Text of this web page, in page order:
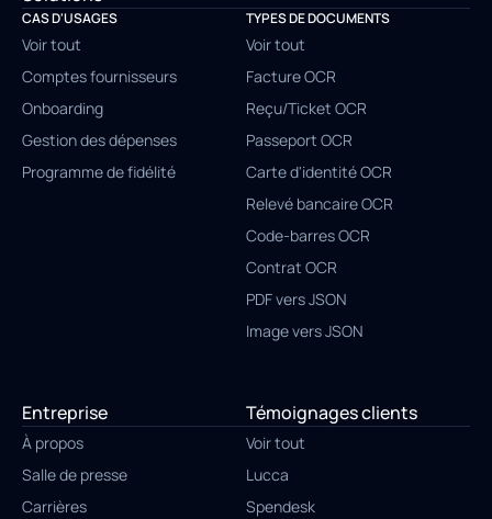
CAS D'USAGES
Voir tout
Comptes fournisseurs
Onboarding
Gestion des dépenses
Programme de fidélité
TYPES DE DOCUMENTS
Voir tout
Facture OCR
Reçu/Ticket OCR
Passeport OCR
Carte d'identité OCR
Relevé bancaire OCR
Code-barres OCR
Contrat OCR
PDF vers JSON
Image vers JSON
Entreprise
À propos
Salle de presse
Carrières
Témoignages clients
Voir tout
Lucca
Spendesk